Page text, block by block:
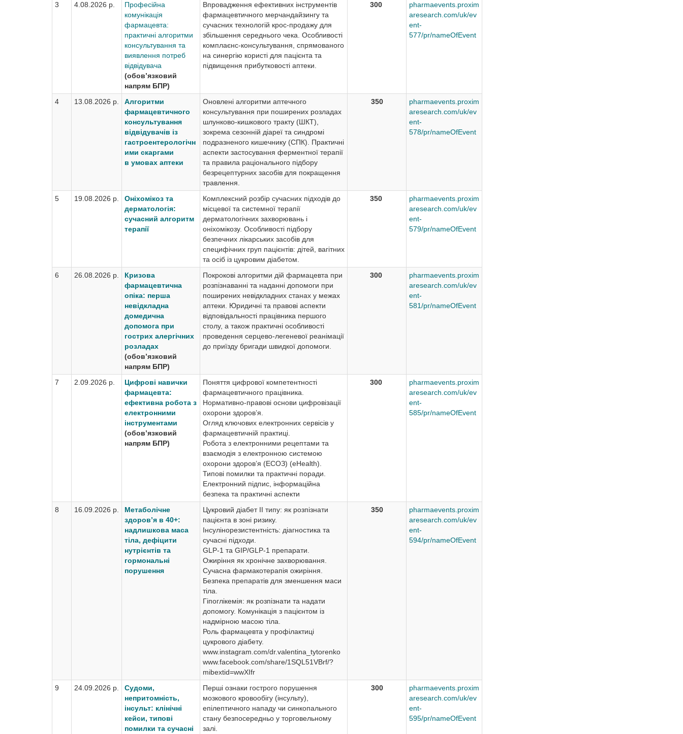
3 4.08.2026 р.
Професійна
комунікація
фармацевта:
практичні алгоритми
консультування та
виявлення потреб
відвідувача
(обов’язковий
напрям БПР)
Впровадження ефективних інструментів
фармацевтичного мерчандайзингу та
сучасних технологій крос-продажу для
збільшення середнього чека. Особливості
комплаєнс-консультування, спрямованого
на синергію користі для пацієнта та
підвищення прибутковості аптеки.
300
pharmaevents.proxim
aresearch.com/uk/ev
ent-
577/pr/nameOfEvent
4 13.08.2026 р.
Алгоритми
фармацевтичного
консультування
відвідувачів із
гастроентерологічн
ими скаргами
в умовах аптеки
Оновлені алгоритми аптечного
консультування при поширених розладах
шлунково-кишкового тракту (ШКТ),
зокрема сезонній діареї та синдромі
подразненого кишечнику (СПК). Практичні
аспекти застосування ферментної терапії
та правила раціонального підбору
безрецептурних засобів для покращення
травлення.
350
pharmaevents.proxim
aresearch.com/uk/ev
ent-
578/pr/nameOfEvent
5 19.08.2026 р.
Оніхомікоз та
дерматологія:
сучасний алгоритм
терапії
Комплексний розбір сучасних підходів до
місцевої та системної терапії
дерматологічних захворювань і
оніхомікозу. Особливості підбору
безпечних лікарських засобів для
специфічних груп пацієнтів: дітей, вагітних
та осіб із цукровим діабетом.
350
pharmaevents.proxim
aresearch.com/uk/ev
ent-
579/pr/nameOfEvent
6 26.08.2026 р.
Кризова
фармацевтична
опіка: перша
невідкладна
домедична
допомога при
гострих алергічних
розладах
(обов’язковий
напрям БПР)
Покрокові алгоритми дій фармацевта при
розпізнаванні та наданні допомоги при
поширених невідкладних станах у межах
аптеки. Юридичні та правові аспекти
відповідальності працівника першого
столу, а також практичні особливості
проведення серцево-легеневої реанімації
до приїзду бригади швидкої допомоги.
300
pharmaevents.proxim
aresearch.com/uk/ev
ent-
581/pr/nameOfEvent
7 2.09.2026 р.
Цифрові навички
фармацевта:
ефективна робота з
електронними
інструментами
(обов’язковий
напрям БПР)
Поняття цифрової компетентності
фармацевтичного працівника.
Нормативно-правові основи цифровізації
охорони здоров’я.
Огляд ключових електронних сервісів у
фармацевтичній практиці.
Робота з електронними рецептами та
взаємодія з електронною системою
охорони здоров’я (ЕСОЗ) (eHealth).
Типові помилки та практичні поради.
Електронний підпис, інформаційна
безпека та практичні аспекти
300
pharmaevents.proxim
aresearch.com/uk/ev
ent-
585/pr/nameOfEvent
8 16.09.2026 р.
Метаболічне
здоров’я в 40+:
надлишкова маса
тіла, дефіцити
нутрієнтів та
гормональні
порушення
Цукровий діабет II типу: як розпізнати
пацієнта в зоні ризику.
Інсулінорезистентність: діагностика та
сучасні підходи.
GLP-1 та GIP/GLP-1 препарати.
Ожиріння як хронічне захворювання.
Сучасна фармакотерапія ожиріння.
Безпека препаратів для зменшення маси
тіла.
Гіпоглікемія: як розпізнати та надати
допомогу. Комунікація з пацієнтом із
надмірною масою тіла.
Роль фармацевта у профілактиці
цукрового діабету.
www.instagram.com/dr.valentina_tytorenko
www.facebook.com/share/1SQL51VBrf/?
mibextid=wwXIfr
350
pharmaevents.proxim
aresearch.com/uk/ev
ent-
594/pr/nameOfEvent
9 24.09.2026 р.
Судоми,
непритомність,
інсульт: клінічні
кейси, типові
помилки та сучасні
Перші ознаки гострого порушення
мозкового кровообігу (інсульту),
епілептичного нападу чи синкопального
стану безпосередньо у торговельному
залі.
300
pharmaevents.proxim
aresearch.com/uk/ev
ent-
595/pr/nameOfEvent